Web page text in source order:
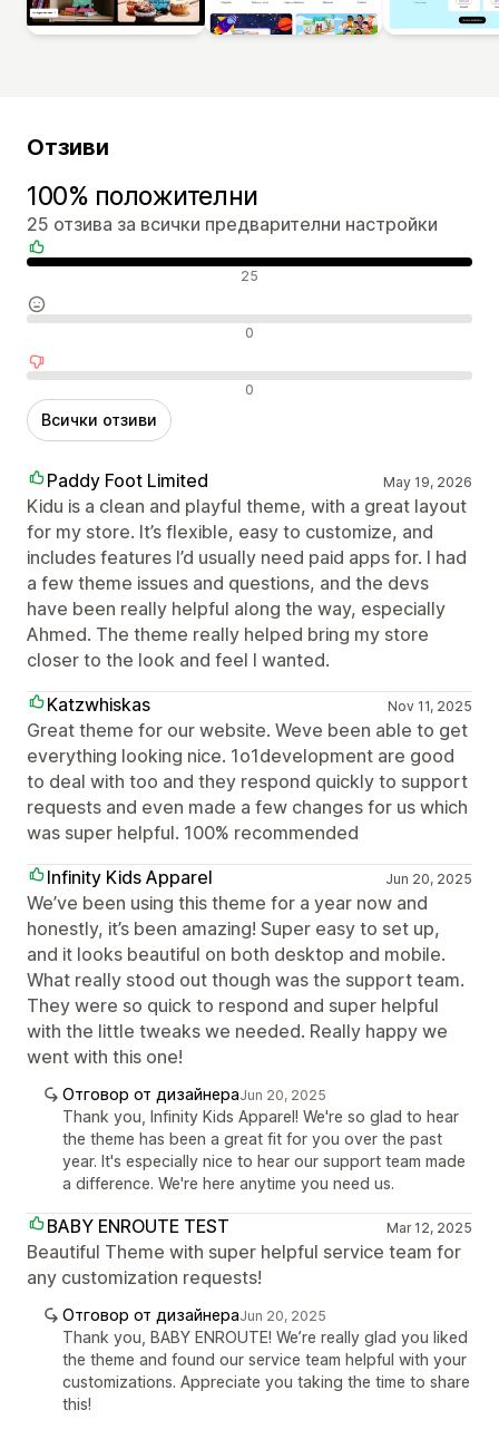
Отзиви
100% положителни
25 отзива за всички предварителни настройки
Положителни отзиви 25
Неутрални отзиви 0
Отрицателни отзиви 0
Всички отзиви
Paddy Foot Limited May 19, 2026
Kidu is a clean and playful theme, with a great layout
for my store. It’s flexible, easy to customize, and
includes features I’d usually need paid apps for. I had
a few theme issues and questions, and the devs
have been really helpful along the way, especially
Ahmed. The theme really helped bring my store
closer to the look and feel I wanted.
Katzwhiskas
Nov 11, 2025
Great theme for our website. Weve been able to get
everything looking nice. 1o1development are good
to deal with too and they respond quickly to support
requests and even made a few changes for us which
was super helpful. 100% recommended
Infinity Kids Apparel
Jun 20, 2025
We’ve been using this theme for a year now and
honestly, it’s been amazing! Super easy to set up,
and it looks beautiful on both desktop and mobile.
What really stood out though was the support team.
They were so quick to respond and super helpful
with the little tweaks we needed. Really happy we
went with this one!
Отговор от дизайнераJun 20, 2025
Thank you, Infinity Kids Apparel! We're so glad to hear
the theme has been a great fit for you over the past
year. It's especially nice to hear our support team made
a difference. We're here anytime you need us.
BABY ENROUTE TEST Mar 12, 2025
Beautiful Theme with super helpful service team for
any customization requests!
Отговор от дизайнераJun 20, 2025
Thank you, BABY ENROUTE! We’re really glad you liked
the theme and found our service team helpful with your
customizations. Appreciate you taking the time to share
this!